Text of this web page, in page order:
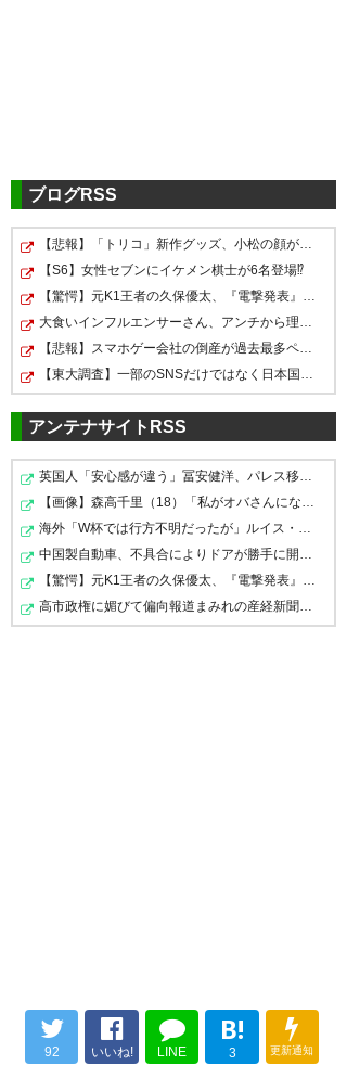
4月 28
まじか～西くん沖縄行くのか
— ひろ (@buru_AntLIFE)2016
年4月28日
ファッ！？まじすか西さん連れ
てきましたかぁ…
— wakoto (@wakoverde)2016
年4月28日
(socio_3417)2016, 4月 28
ブログRSS
【悲報】「トリコ」新作グッズ、小松の顔が別人すぎて炎…
【S6】女性セブンにイケメン棋士が6名登場⁉
【驚愕】元K1王者の久保優太、『電撃発表』キタァアアア…
大食いインフルエンサーさん、アンチから理不尽な要求を…
【悲報】スマホゲー会社の倒産が過去最多ペース。ありが…
【東大調査】一部のSNSだけではなく日本国民全体が思って…
アンテナサイトRSS
英国人「安心感が違う」冨安健洋、パレス移籍当日にデビ…
【画像】森高千里（18）「私がオバさんになったらミニス…
海外「W杯では行方不明だったが」ルイス・ディアスがアス…
中国製自動車、不具合によりドアが勝手に開いてしまう件
【驚愕】元K1王者の久保優太、『電撃発表』キタァアアア…
高市政権に媚びて偏向報道まみれの産経新聞、コスト上昇…
92 いいね! LINE
B!
3 更新通知